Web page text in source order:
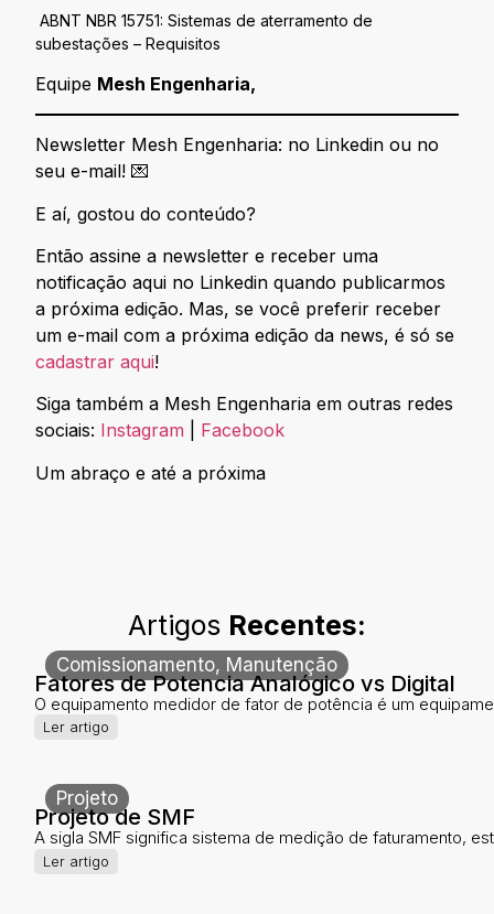
ABNT NBR 15751: Sistemas de aterramento de
subestações – Requisitos
Equipe Mesh Engenharia,
Newsletter Mesh Engenharia: no Linkedin ou no
seu e-mail! 💌
E aí, gostou do conteúdo?
Então assine a newsletter e receber uma
notificação aqui no Linkedin quando publicarmos
a próxima edição. Mas, se você preferir receber
um e-mail com a próxima edição da news, é só se
cadastrar aqui!
Siga também a Mesh Engenharia em outras redes
sociais: Instagram
Facebook
Um abraço e até a próxima
Artigos Recentes:
Comissionamento, Manutenção
Fatores de Potencia Analógico vs Digital
O equipamento medidor de fator de potência é um
Ler artigo
Projeto
Projeto de SMF
A sigla SMF significa sistema de medição de faturamento,
Ler artigo